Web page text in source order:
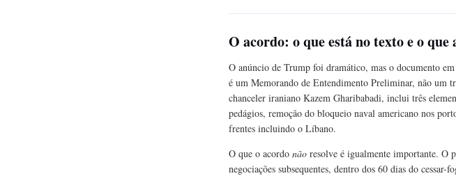
O acordo: o que está no texto e o que
O anúncio de Trump foi dramático, mas o documento
é um Memorando de Entendimento Preliminar, não um
chanceler iraniano Kazem Gharibabadi, inclui três
pedágios, remoção do bloqueio naval americano nos
frentes incluindo o Líbano.
O que o acordo não resolve é igualmente importante. O
negociações subsequentes, dentro dos 60 dias do